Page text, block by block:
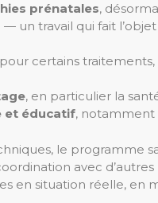
prénatales,
un travail qui fait
pour certains
, en particulier la
et éducatif, notamment
le programme
avec
en situation réelle, en